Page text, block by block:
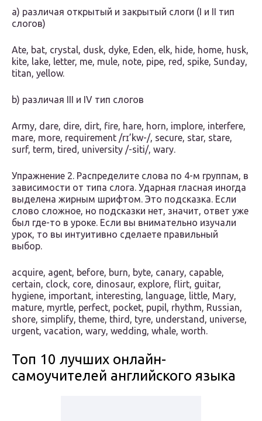
a) различая открытый и закрытый слоги (I и II тип
слогов)
Ate, bat, crystal, dusk, dyke, Eden, elk, hide, home, husk,
kite, lake, letter, me, mule, note, pipe, red, spike, Sunday,
titan, yellow.
b) различая III и IV тип слогов
Army, dare, dire, dirt, fire, hare, horn, implore, interfere,
mare, more, requirement /rɪ’kw-/, secure, star, stare,
surf, term, tired, university /-siti/, wary.
Упражнение 2. Распределите слова по 4-м группам, в
зависимости от типа слога. Ударная гласная иногда
выделена жирным шрифтом. Это подсказка. Если
слово сложное, но подсказки нет, значит, ответ уже
был где-то в уроке. Если вы внимательно изучали
урок, то вы интуитивно сделаете правильный
выбор.
acquire, agent, before, burn, byte, canary, capable,
certain, clock, core, dinosaur, explore, flirt, guitar,
hygiene, important, interesting, language, little, Mary,
mature, myrtle, perfect, pocket, pupil, rhythm, Russian,
shore, simplify, theme, third, tyre, understand, universe,
urgent, vacation, wary, wedding, whale, worth.
Топ 10 лучших онлайн-
самоучителей английского языка